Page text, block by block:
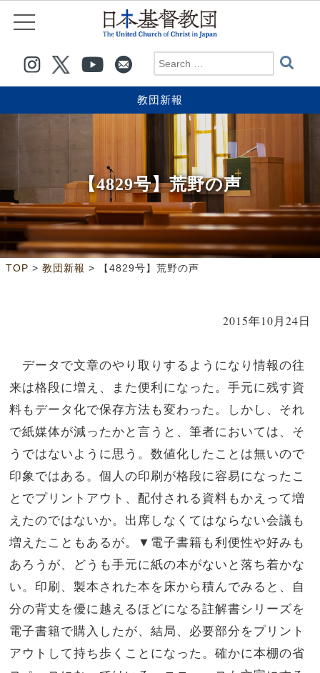
教団新報
【4829号】荒野の声
TOP > 教団新報 > 【4829号】荒野の声
2015年10月24日
データで文章のやり取りするようになり情報の往
来は格段に増え、また便利になった。手元に残す資
料もデータ化で保存方法も変わった。しかし、それ
で紙媒体が減ったかと言うと、筆者においては、そ
うではないように思う。数値化したことは無いので
印象ではある。個人の印刷が格段に容易になったこ
とでプリントアウト、配付される資料もかえって増
えたのではないか。出席しなくてはならない会議も
増えたこともあるが。▼電子書籍も利便性や好みも
あろうが、どうも手元に紙の本がないと落ち着かな
い。印刷、製本された本を床から積んでみると、自
分の背丈を優に越えるほどになる註解書シリーズを
電子書籍で購入したが、結局、必要部分をプリント
アウトして持ち歩くことになった。確かに本棚の省